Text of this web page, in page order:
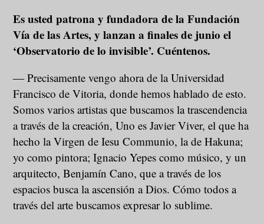
Es usted patrona y fundadora de la Fundación
Vía de las Artes, y lanzan a finales de junio el
‘Observatorio de lo invisible’. Cuéntenos.
― Precisamente vengo ahora de la Universidad
Francisco de Vitoria, donde hemos hablado de esto.
Somos varios artistas que buscamos la trascendencia
a través de la creación, Uno es Javier Viver, el que ha
hecho la Virgen de Iesu Communio, la de Hakuna;
yo como pintora; Ignacio Yepes como músico, y un
arquitecto, Benjamín Cano, que a través de los
espacios busca la ascensión a Dios. Cómo todos a
través del arte buscamos expresar lo sublime.